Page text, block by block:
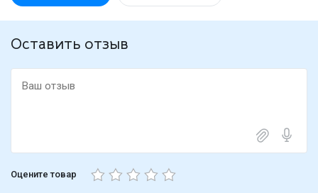
Оставить отзыв
Оцените товар